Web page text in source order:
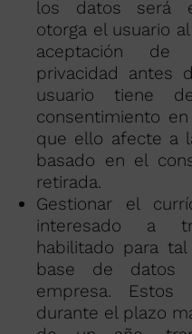
los datos será
otorga el usuario
aceptación
privacidad antes
usuario tiene
consentimiento
que ello afecte a
basado en el
retirada.
Gestionar el
interesado a
habilitado para
base de datos
empresa. Estos
durante el plazo